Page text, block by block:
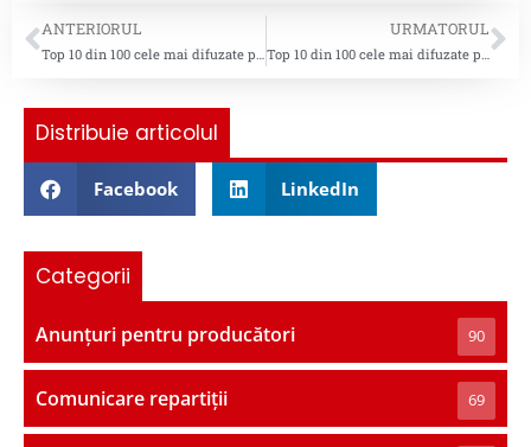
ANTERIORUL URMATORUL
Distribuie articolul
Facebook LinkedIn
Categorii
Anunțuri pentru producători 90
Comunicare repartiții 69